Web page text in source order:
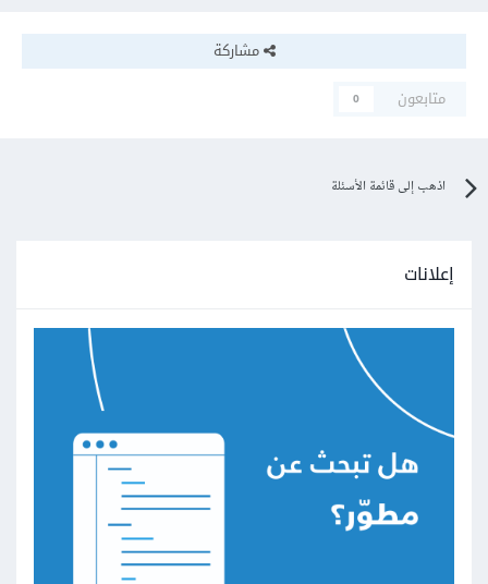
مشاركة
متابعون
0
اذهب إلى قائمة الأسئلة
إعلانات